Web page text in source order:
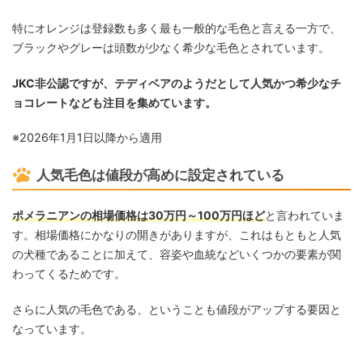
特にオレンジは登録数も多く最も一般的な毛色と言える一方で、
ブラックやグレーは頭数が少なく希少な毛色とされています。
JKC非公認ですが、テディベアのようだとして人気かつ希少なチ
ョコレートなども注目を集めています。
※2026年1月1日以降から適用
人気毛色は値段が高めに設定されている
ポメラニアンの相場価格は30万円～100万円ほどと言われていま
す。相場価格にかなりの開きがありますが、これはもともと人気
の犬種であることに加えて、容姿や血統などいくつかの要素が関
わってくるためです。
さらに人気の毛色である、ということも値段がアップする要因と
なっています。